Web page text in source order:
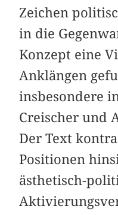
Zeichen
in die
Konzept eine
Anklängen
insbesondere
Creischer und
Der Text
Positionen
ästhetisch-